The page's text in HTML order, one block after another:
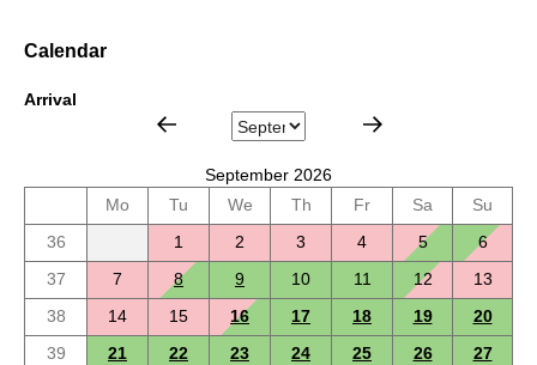
Calendar
Arrival
September 2026
Mo
Tu We Th Fr Sa
Su
36
1 2 3 4 5
6
37
7 8 9 10 11 12
13
38
14 15 16 17 18 19
20
39
21 22 23 24 25 26
27